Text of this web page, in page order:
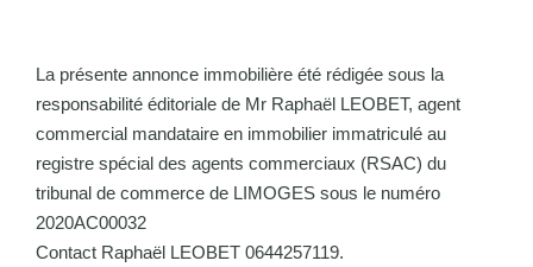
La présente annonce immobilière été rédigée sous la
responsabilité éditoriale de Mr Raphaël LEOBET, agent
commercial mandataire en immobilier immatriculé au
registre spécial des agents commerciaux (RSAC) du
tribunal de commerce de LIMOGES sous le numéro
2020AC00032
Contact Raphaël LEOBET 0644257119.